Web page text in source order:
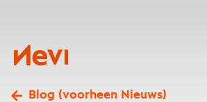
Nevi
Blog (voorheen Nieuws)